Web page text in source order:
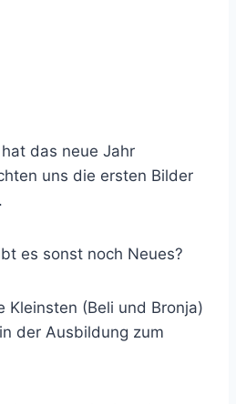
das neue Jahr
uns die ersten Bilder
.
noch Neues?
(Beli und Bronja)
der Ausbildung zum